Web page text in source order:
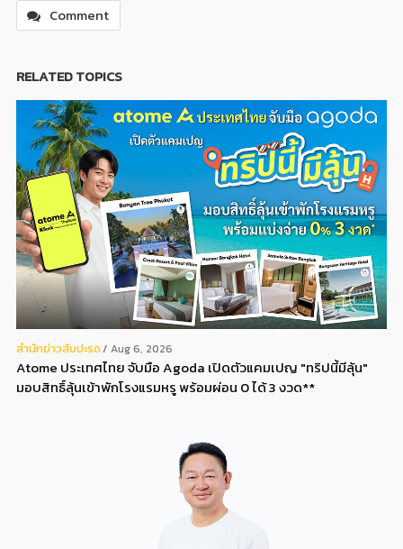
Comment
RELATED TOPICS
สํานักข่าวสับปะรด Aug 6, 2026
Atome ประเทศไทย จับมือ Agoda เปิดตัวแคมเปญ "ทริปนี้มีลุ้น"
มอบสิทธิ์ลุ้นเข้าพักโรงแรมหรู พร้อมผ่อน 0 ได้ 3 งวด**